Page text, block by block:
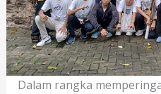
Dalam rangka